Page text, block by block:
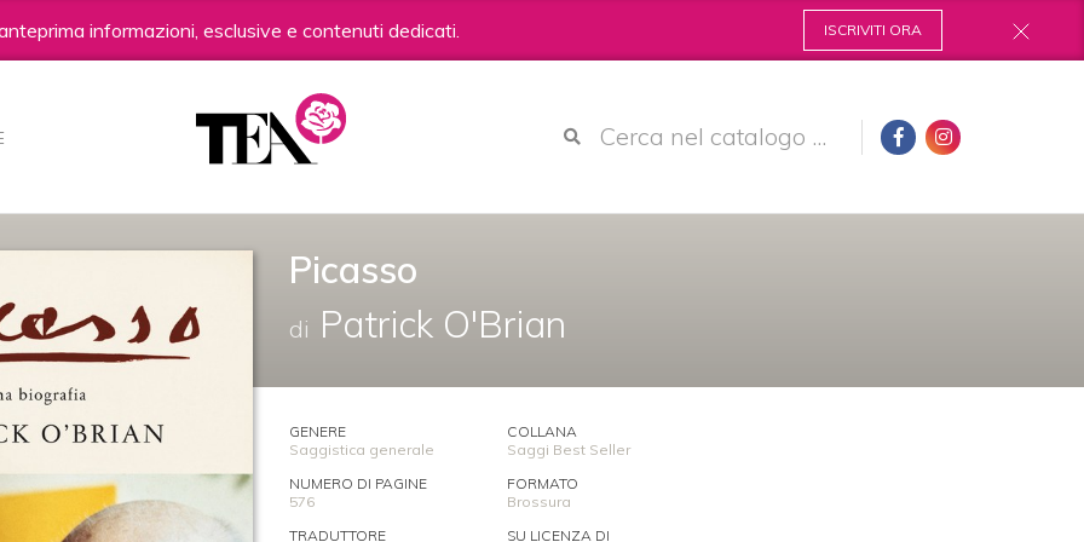
informazioni, esclusive e contenuti dedicati. ISCRIVITI ORA
Picasso
di Patrick O'Brian
GENERE
Saggistica generale
COLLANA
Saggi Best Seller
NUMERO DI PAGINE
576
FORMATO
Brossura
TRADUTTORE
SU LICENZA DI